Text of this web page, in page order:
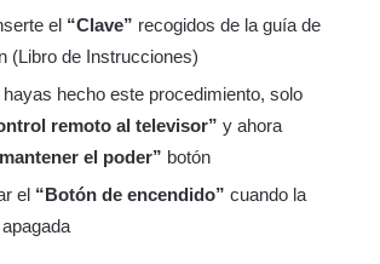
el “Clave” recogidos de la guía de
(Libro de Instrucciones)
hecho este procedimiento, solo
remoto al televisor” y ahora
el poder” botón
el “Botón de encendido” cuando la